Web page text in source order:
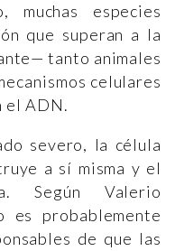
muchas especies
que superan a la
tanto animales
celulares
el ADN.
severo, la célula
a sí misma y el
Según Valerio
es probablemente
de que las